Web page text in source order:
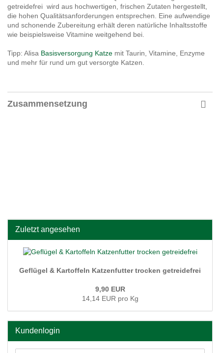
getreidefrei wird aus hochwertigen, frischen Zutaten hergestellt,
die hohen Qualitätsanforderungen entsprechen. Eine aufwendige
und schonende Zubereitung erhält deren natürliche Inhaltsstoffe
wie beispielsweise Vitamine weitgehend bei.
Tipp: Alisa Basisversorgung Katze mit Taurin, Vitamine, Enzyme
und mehr für rund um gut versorgte Katzen.
Zusammensetzung
Zuletzt angesehen
Geflügel & Kartoffeln Katzenfutter trocken getreidefrei
9,90 EUR
14,14 EUR pro Kg
Kundenlogin